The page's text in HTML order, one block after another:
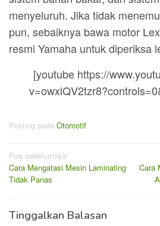
menyeluruh. Jika tidak
pun, sebaiknya bawa motor
resmi Yamaha untuk diperiksa
[youtube https://
Posting pada Otomotif
Navigasi
pos
Pos sebelumnya
Cara Mengatasi Mesin Laminating
Tidak Panas
Cara
Tinggalkan Balasan